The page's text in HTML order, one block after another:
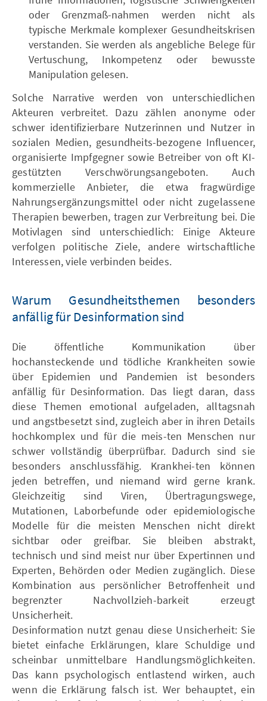
oder Grenzmaß-nahmen werden nicht als
typische Merkmale komplexer Gesundheitskrisen
verstanden. Sie werden als angebliche Belege für
Vertuschung, Inkompetenz oder bewusste
Manipulation gelesen.
Solche Narrative werden von unterschiedlichen
Akteuren verbreitet. Dazu zählen anonyme oder
schwer identifizierbare Nutzerinnen und Nutzer in
sozialen Medien, gesundheits-bezogene Influencer,
organisierte Impfgegner sowie Betreiber von oft KI-
gestützten Verschwörungsangeboten. Auch
kommerzielle Anbieter, die etwa fragwürdige
Nahrungsergänzungsmittel oder nicht zugelassene
Therapien bewerben, tragen zur Verbreitung bei. Die
Motivlagen sind unterschiedlich: Einige Akteure
verfolgen politische Ziele, andere wirtschaftliche
Interessen, viele verbinden beides.
Warum Gesundheitsthemen besonders
anfällig für Desinformation sind
Die öffentliche Kommunikation über
hochansteckende und tödliche Krankheiten sowie
über Epidemien und Pandemien ist besonders
anfällig für Desinformation. Das liegt daran, dass
diese Themen emotional aufgeladen, alltagsnah
und angstbesetzt sind, zugleich aber in ihren Details
hochkomplex und für die meis-ten Menschen nur
schwer vollständig überprüfbar. Dadurch sind sie
besonders anschlussfähig. Krankhei-ten können
jeden betreffen, und niemand wird gerne krank.
Gleichzeitig sind Viren, Übertragungswege,
Mutationen, Laborbefunde oder epidemiologische
Modelle für die meisten Menschen nicht direkt
sichtbar oder greifbar. Sie bleiben abstrakt,
technisch und sind meist nur über Expertinnen und
Experten, Behörden oder Medien zugänglich. Diese
Kombination aus persönlicher Betroffenheit und
begrenzter Nachvollzieh-barkeit erzeugt
Unsicherheit.
Desinformation nutzt genau diese Unsicherheit: Sie
bietet einfache Erklärungen, klare Schuldige und
scheinbar unmittelbare Handlungsmöglichkeiten.
Das kann psychologisch entlastend wirken, auch
wenn die Erklärung falsch ist. Wer behauptet, ein